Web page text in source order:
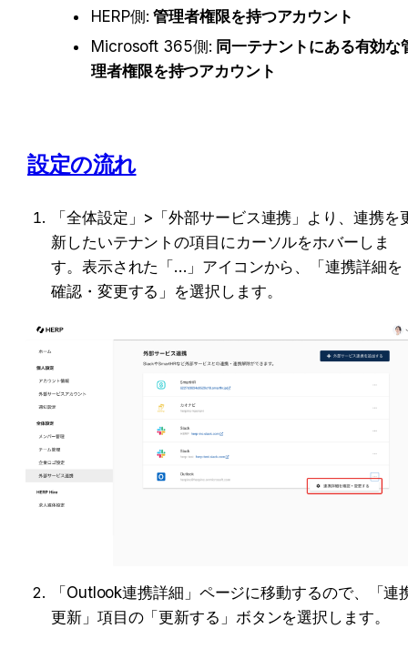
HERP側: 管理者権限を持つアカウント
Microsoft 365側: 同一テナントにある有効な
理者権限を持つアカウント
設定の流れ
「全体設定」>「外部サービス連携」より、連携を
新したいテナントの項目にカーソルをホバーしま
す。表示された「…」アイコンから、「連携詳細を
確認・変更する」を選択します。
「Outlook連携詳細」ページに移動するので、「連
更新」項目の「更新する」ボタンを選択します。